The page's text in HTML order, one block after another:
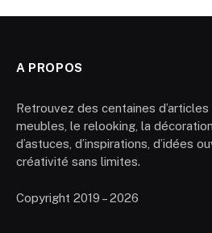
A PROPOS
Retrouvez des centaines
meubles, le relooking, la
d’astuces, d’inspirations, d’idées
créativité sans limites.
Copyright 2019 – 2026